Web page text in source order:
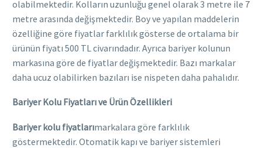
olabilmektedir. Kolların uzunluğu genel olarak 3 metre ile 7
metre arasında değişmektedir. Boy ve yapılan maddelerin
özelliğine göre fiyatlar farklılık gösterse de ortalama bir
ürünün fiyatı 500 TL civarındadır. Ayrıca bariyer kolunun
markasına göre de fiyatlar değişmektedir. Bazı markalar
daha ucuz olabilirken bazıları ise nispeten daha pahalıdır.
Bariyer Kolu Fiyatları ve Ürün Özellikleri
Bariyer kolu fiyatlarımarkalara göre farklılık
göstermektedir. Otomatik kapı ve bariyer sistemleri